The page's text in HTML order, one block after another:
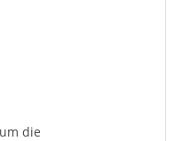
die